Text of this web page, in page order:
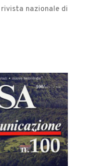
nazionale di